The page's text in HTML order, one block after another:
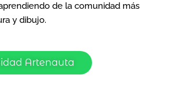
de la comunidad más
y dibujo.
Artenauta